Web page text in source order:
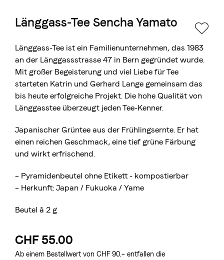
Die Berner Rösterei
Rösterei Kaffee und Bar
Blaser Trading
© 2026 Blasercafé AG EN
Länggass-Tee Sencha Yamato
Länggass-Tee ist ein Familienunternehmen, das 1983
an der Länggassstrasse 47 in Bern gegründet wurde.
Mit großer Begeisterung und viel Liebe für Tee
starteten Katrin und Gerhard Lange gemeinsam das
bis heute erfolgreiche Projekt. Die hohe Qualität von
Länggasstee überzeugt jeden Tee-Kenner.
Japanischer Grüntee aus der Frühlingsernte. Er hat
einen reichen Geschmack, eine tief grüne Färbung
und wirkt erfrischend.
– Pyramidenbeutel ohne Etikett - kompostierbar
– Herkunft: Japan / Fukuoka / Yame
Beutel à 2 g
CHF 55.00
Ab einem Bestellwert von CHF 90.– entfallen die